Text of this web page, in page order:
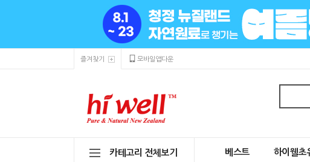
즐겨찾기 모바일앱다운
카테고리 전체보기 베스트 하이웰초